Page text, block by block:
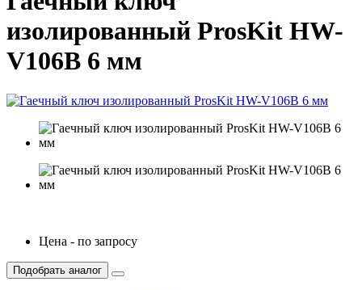
изолированный ProsKit HW-
V106B 6 мм
Цена - по запросу
Подобрать аналог